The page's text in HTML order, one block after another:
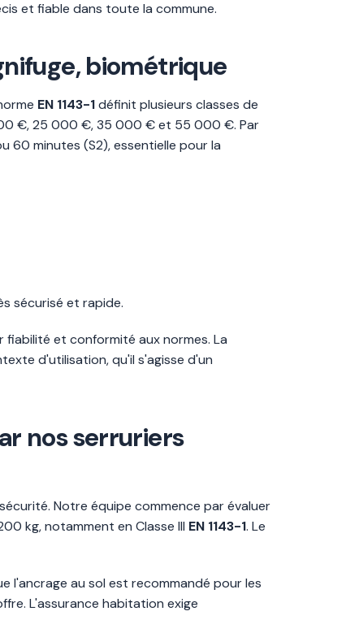
et fiable dans toute la commune.
biométrique
EN 1143-1définit plusieurs classes de
€, 25 000 €, 35 000 € et 55 000 €. Par
60 minutes (S2), essentielle pour la
sécurisé et rapide.
fiabilité et conformité aux normes. La
d'utilisation, qu'il s'agisse d'un
nos serruriers
Notre équipe commence par évaluer
kg, notamment en Classe III EN 1143-1. Le
l'ancrage au sol est recommandé pour les
L'assurance habitation exige